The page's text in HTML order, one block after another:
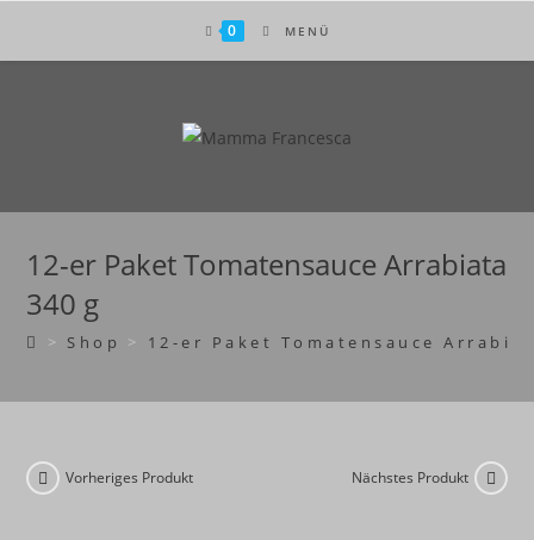
0 MENÜ
12-er Paket Tomatensauce Arrabiata
340 g
> Shop > 12-er Paket Tomatensauce
Vorheriges Produkt Nächstes Produkt